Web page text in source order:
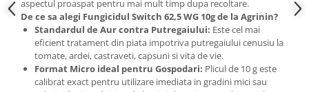
Furtun / banda / tub
Motofierastrau / Drujba
Pila motofierastrau / drujba
Plantator
aspectul proaspat pentru mai mult timp dupa recoltare.
De ce sa alegi Fungicidul Switch 62,5 WG 10g de la Agrinin?
Standardul de Aur contra Putregaiului: Este cel mai
eficient tratament din piata impotriva putregaiului cenusiu la
tomate, ardei, castraveti, capsuni si vita de vie.
Format Micro ideal pentru Gospodari: Plicul de 10 g este
calibrat exact pentru utilizare imediata in gradini mici sau